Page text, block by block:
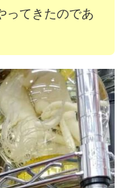
ってきたのであ